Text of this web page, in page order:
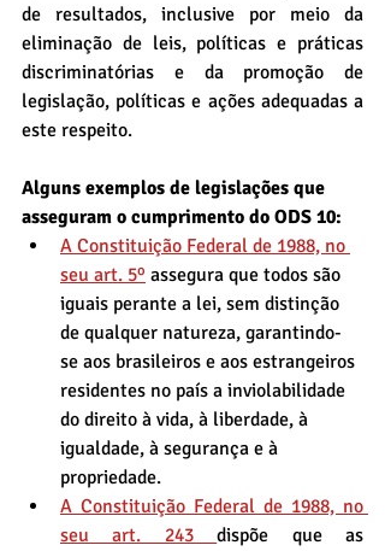
de resultados, inclusive por meio da
eliminação de leis, políticas e práticas
discriminatórias e da promoção de
legislação, políticas e ações adequadas a
este respeito.
Alguns exemplos de legislações que
asseguram o cumprimento do ODS 10:
A Constituição Federal de 1988, no
seu art. 5º assegura que todos são
iguais perante a lei, sem distinção
de qualquer natureza, garantindo-
se aos brasileiros e aos estrangeiros
residentes no país a inviolabilidade
do direito à vida, à liberdade, à
igualdade, à segurança e à
propriedade.
A Constituição Federal de 1988, no
seu art. 243 dispõe que as